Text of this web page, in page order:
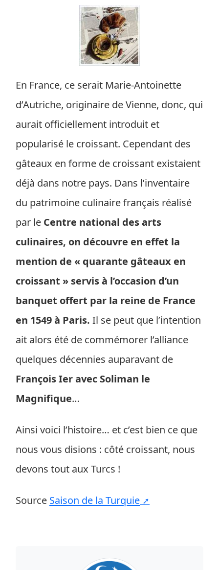
En France, ce serait Marie-Antoinette
d’Autriche, originaire de Vienne, donc, qui
aurait officiellement introduit et
popularisé le croissant. Cependant des
gâteaux en forme de croissant existaient
déjà dans notre pays. Dans l’inventaire
du patrimoine culinaire français réalisé
par le Centre national des arts
culinaires, on découvre en effet la
mention de « quarante gâteaux en
croissant » servis à l’occasion d’un
banquet offert par la reine de France
en 1549 à Paris. Il se peut que l’intention
ait alors été de commémorer l’alliance
quelques décennies auparavant de
François Ier avec Soliman le
Magnifique…
Ainsi voici l’histoire… et c’est bien ce que
nous vous disions : côté croissant, nous
devons tout aux Turcs !
Source Saison de la Turquie